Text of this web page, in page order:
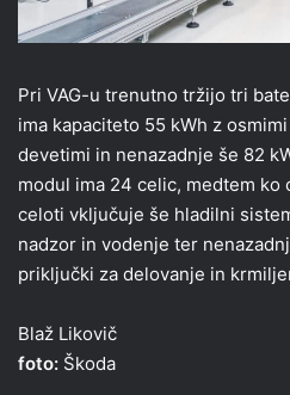
Pri VAG-u trenutno tržijo tri
ima kapaciteto 55 kWh z
devetimi in nenazadnje še 82
modul ima 24 celic, medtem
celoti vključuje še hladilni
nadzor in vodenje ter
priključki za delovanje in
Blaž Likovič
foto: Škoda